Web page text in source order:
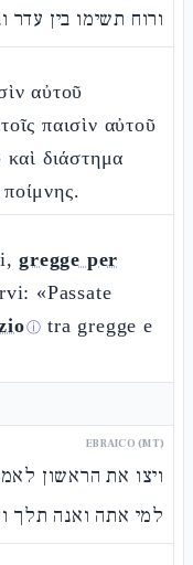
ורוח תשימו בין עדר
αὐτοῦ
παισὶν αὐτοῦ
διάστημα
gregge per
«Passate
ⓘ tra gregge e
EBRAICO (MT)
ויצו את הראשון
למי אתה ואנה תלך